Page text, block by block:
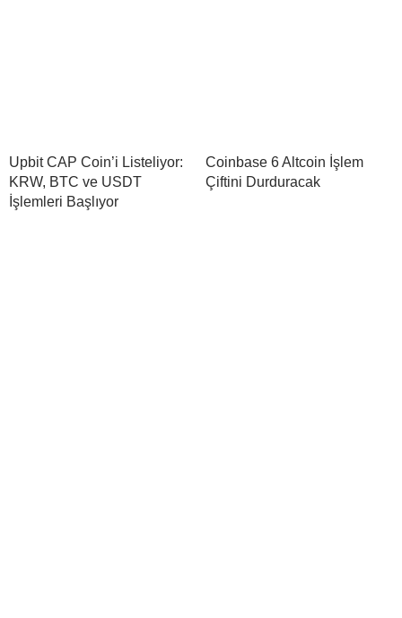
Upbit CAP Coin’i Listeliyor:
KRW, BTC ve USDT
İşlemleri Başlıyor
Coinbase 6 Altcoin İşlem
Çiftini Durduracak